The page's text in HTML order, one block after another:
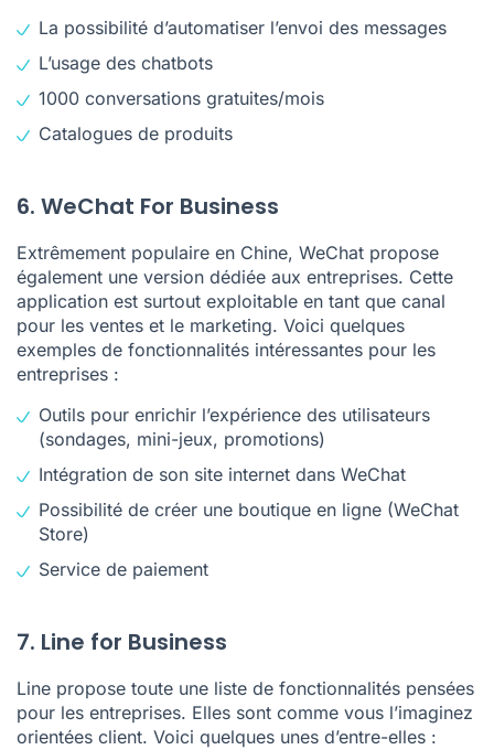
La possibilité d’automatiser l’envoi des messages
L’usage des chatbots
1000 conversations gratuites/mois
Catalogues de produits
6. WeChat For Business
Extrêmement populaire en Chine, WeChat propose
également une version dédiée aux entreprises. Cette
application est surtout exploitable en tant que canal
pour les ventes et le marketing. Voici quelques
exemples de fonctionnalités intéressantes pour les
entreprises :
Outils pour enrichir l’expérience des utilisateurs
(sondages, mini-jeux, promotions)
Intégration de son site internet dans WeChat
Possibilité de créer une boutique en ligne (WeChat
Store)
Service de paiement
7. Line for Business
Line propose toute une liste de fonctionnalités pensées
pour les entreprises. Elles sont comme vous l’imaginez
orientées client. Voici quelques unes d’entre-elles :